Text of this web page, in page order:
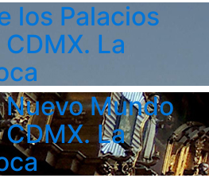
los Palacios
La
Nuevo Mundo
La